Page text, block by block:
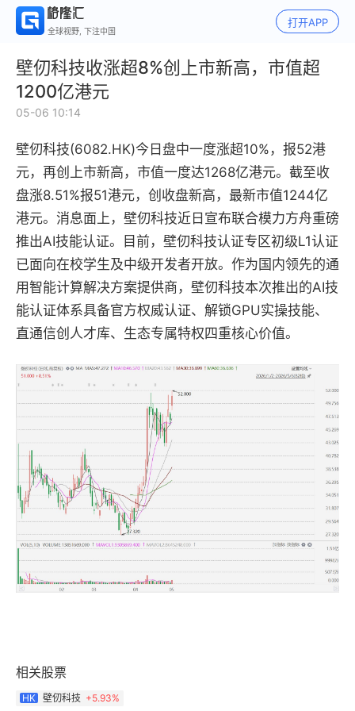
全球视野, 下注中国
打开APP
壁仞科技收涨超8%创上市新高，市值超
1200亿港元
05-06 10:14
壁仞科技(6082.HK)今日盘中一度涨超10%，报52港
元，再创上市新高，市值一度达1268亿港元。截至收
盘涨8.51%报51港元，创收盘新高，最新市值1244亿
港元。消息面上，壁仞科技近日宣布联合模力方舟重磅
推出AI技能认证。目前，壁仞科技认证专区初级L1认证
已面向在校学生及中级开发者开放。作为国内领先的通
用智能计算解决方案提供商，壁仞科技本次推出的AI技
能认证体系具备官方权威认证、解锁GPU实操技能、
直通信创人才库、生态专属特权四重核心价值。
相关股票
HK 壁仞科技 +5.93%